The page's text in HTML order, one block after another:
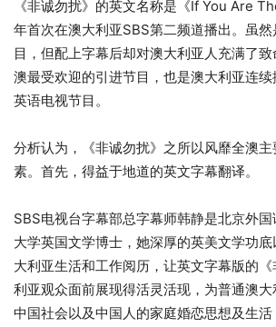
《非诚勿扰》的英文名称是《If You Are
年首次在澳大利亚SBS第二频道播出。虽
目，但配上字幕后却对澳大利亚人充满了
澳最受欢迎的引进节目，也是澳大利亚连
英语电视节目。
分析认为，《非诚勿扰》之所以风靡全澳
素。首先，得益于地道的英文字幕翻译。
SBS电视台字幕部总字幕师韩静是北京外
大学英国文学博士，她深厚的英美文学功
大利亚生活和工作阅历，让英文字幕版的
利亚观众面前展现得活灵活现，为普通澳
中国社会以及中国人的家庭婚恋思想及生